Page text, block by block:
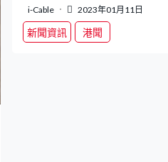
i-Cable 2023年01月11日
新聞資訊 港聞